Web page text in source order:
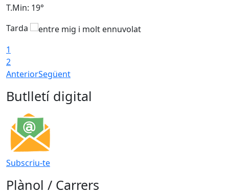
T.Min: 19°
Tarda
1
2
AnteriorSegüent
Butlletí digital
Subscriu-te
Plànol / Carrers